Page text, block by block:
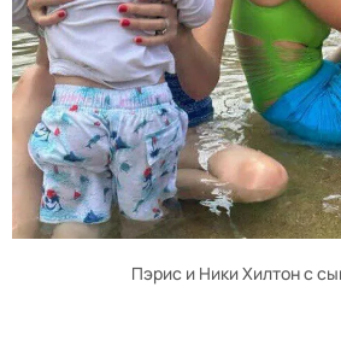
Пэрис и Ники Хилтон с